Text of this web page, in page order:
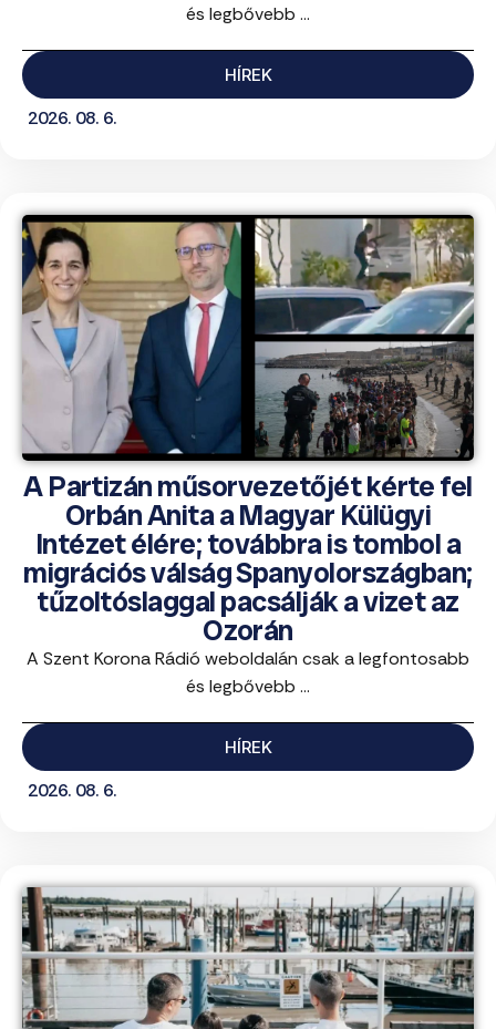
és legbővebb ...
HÍREK
2026. 08. 6.
A Partizán műsorvezetőjét kérte fel
Orbán Anita a Magyar Külügyi
Intézet élére; továbbra is tombol a
migrációs válság Spanyolországban;
tűzoltóslaggal pacsálják a vizet az
Ozorán
A Szent Korona Rádió weboldalán csak a legfontosabb
és legbővebb ...
HÍREK
2026. 08. 6.